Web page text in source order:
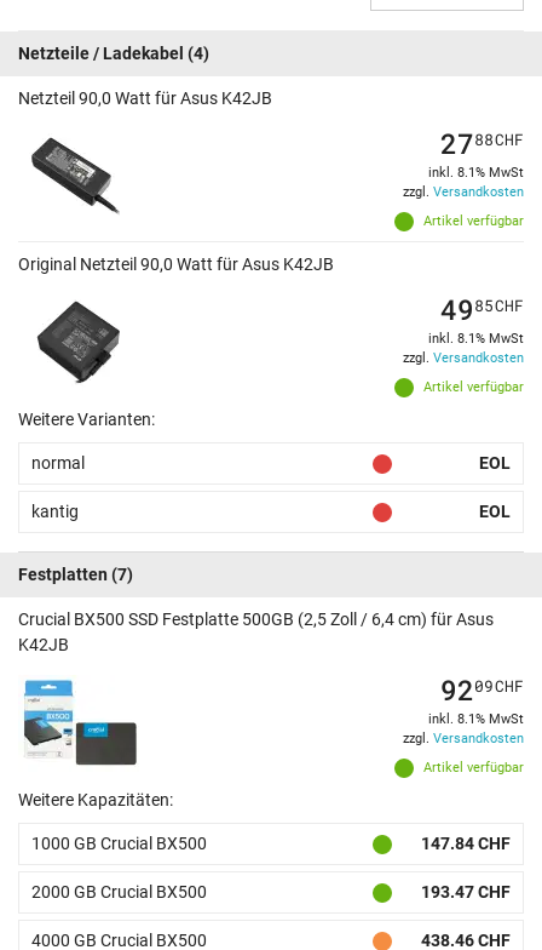
Netzteile / Ladekabel (4)
Netzteil 90,0 Watt für Asus K42JB
Artikel verfügbar
2788CHF
inkl. 8.1% MwSt
zzgl. Versandkosten
Original Netzteil 90,0 Watt für Asus K42JB
Artikel verfügbar
4985CHF
inkl. 8.1% MwSt
zzgl. Versandkosten
Weitere Varianten:
normal EOL
kantig EOL
Festplatten (7)
Crucial BX500 SSD Festplatte 500GB (2,5 Zoll / 6,4 cm) für Asus
K42JB
Artikel verfügbar
9209CHF
inkl. 8.1% MwSt
zzgl. Versandkosten
Weitere Kapazitäten:
1000 GB Crucial BX500 147.84 CHF
2000 GB Crucial BX500 193.47 CHF
4000 GB Crucial BX500 438.46 CHF